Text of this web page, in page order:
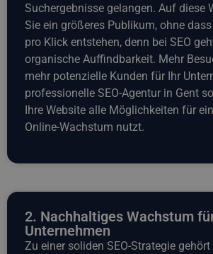
Suchergebnisse gelangen. Auf diese
Sie ein größeres Publikum, ohne
pro Klick entstehen, denn bei SEO
organische Auffindbarkeit. Mehr
mehr potenzielle Kunden für Ihr
professionelle SEO-Agentur in Gent
Ihre Website alle Möglichkeiten für
Online-Wachstum nutzt.
2. Nachhaltiges Wachstum
Unternehmen
Zu einer soliden SEO-Strategie